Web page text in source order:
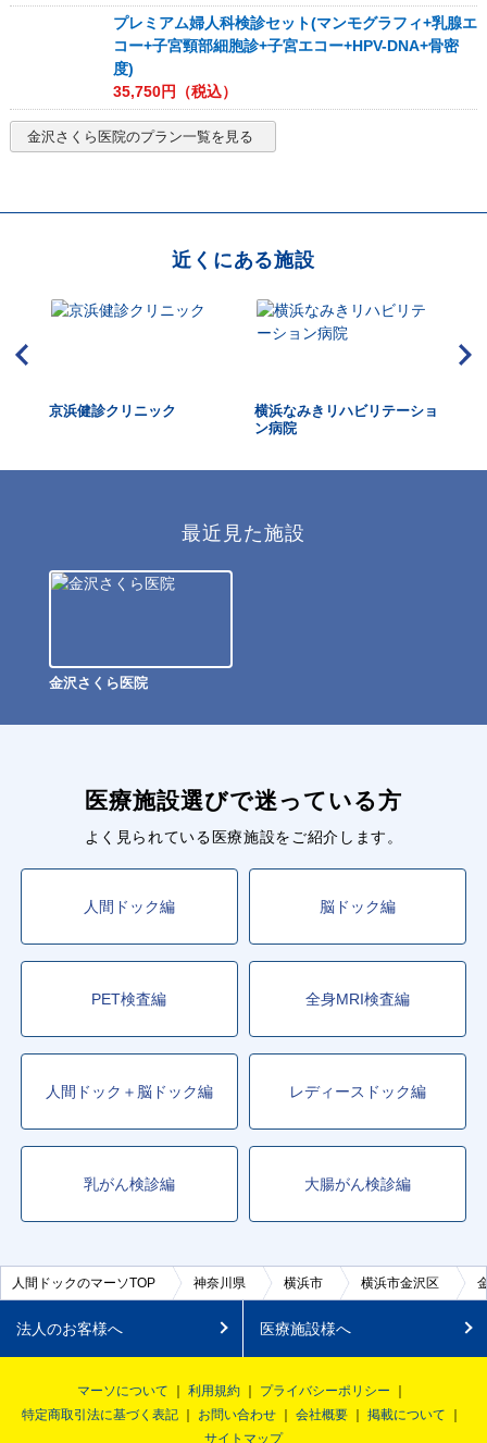
プレミアム婦人科検診セット(マンモグラフィ+乳腺エ
コー+子宮頸部細胞診+子宮エコー+HPV-DNA+骨密
度)
35,750円（税込）
金沢さくら医院のプラン一覧を見る
近くにある施設
京浜健診クリニック
横浜なみきリハビリテーショ
ン病院
最近見た施設
金沢さくら医院
医療施設選びで迷っている方
よく見られている医療施設をご紹介します。
人間ドック編 脳ドック編
PET検査編 全身MRI検査編
人間ドック＋脳ドック編 レディースドック編
乳がん検診編 大腸がん検診編
人間ドックのマーソTOP 神奈川県 横浜市 横浜市金沢区
法人のお客様へ 医療施設様へ
マーソについて 利用規約
プライバシーポリシー
特定商取引法に基づく表記
お問い合わせ 会社概要
掲載について
サイトマップ